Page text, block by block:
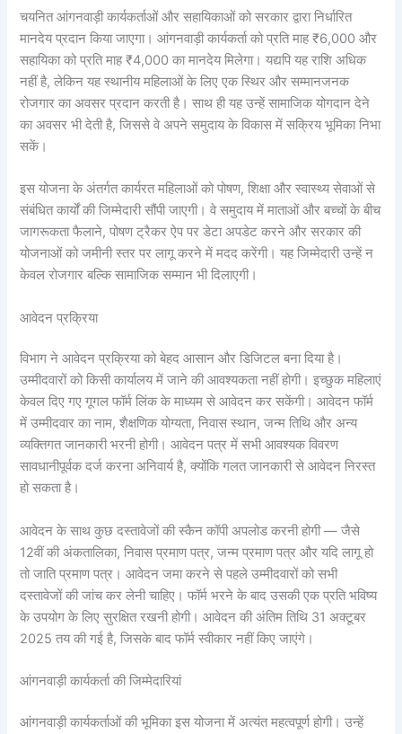
चयनित आंगनवाड़ी कार्यकर्ताओं और सहायिकाओं को सरकार द्वारा निर्धारित
मानदेय प्रदान किया जाएगा। आंगनवाड़ी कार्यकर्ता को प्रति माह ₹6,000 और
सहायिका को प्रति माह ₹4,000 का मानदेय मिलेगा। यद्यपि यह राशि अधिक
नहीं है, लेकिन यह स्थानीय महिलाओं के लिए एक स्थिर और सम्मानजनक
रोजगार का अवसर प्रदान करती है। साथ ही यह उन्हें सामाजिक योगदान देने
का अवसर भी देती है, जिससे वे अपने समुदाय के विकास में सक्रिय भूमिका निभा
सकें।
इस योजना के अंतर्गत कार्यरत महिलाओं को पोषण, शिक्षा और स्वास्थ्य सेवाओं से
संबंधित कार्यों की जिम्मेदारी सौंपी जाएगी। वे समुदाय में माताओं और बच्चों के बीच
जागरूकता फैलाने, पोषण ट्रैकर ऐप पर डेटा अपडेट करने और सरकार की
योजनाओं को जमीनी स्तर पर लागू करने में मदद करेंगी। यह जिम्मेदारी उन्हें न
केवल रोजगार बल्कि सामाजिक सम्मान भी दिलाएगी।
आवेदन प्रक्रिया
विभाग ने आवेदन प्रक्रिया को बेहद आसान और डिजिटल बना दिया है।
उम्मीदवारों को किसी कार्यालय में जाने की आवश्यकता नहीं होगी। इच्छुक महिलाएं
केवल दिए गए गूगल फॉर्म लिंक के माध्यम से आवेदन कर सकेंगी। आवेदन फॉर्म
में उम्मीदवार का नाम, शैक्षणिक योग्यता, निवास स्थान, जन्म तिथि और अन्य
व्यक्तिगत जानकारी भरनी होगी। आवेदन पत्र में सभी आवश्यक विवरण
सावधानीपूर्वक दर्ज करना अनिवार्य है, क्योंकि गलत जानकारी से आवेदन निरस्त
हो सकता है।
आवेदन के साथ कुछ दस्तावेजों की स्कैन कॉपी अपलोड करनी होगी — जैसे
12वीं की अंकतालिका, निवास प्रमाण पत्र, जन्म प्रमाण पत्र और यदि लागू हो
तो जाति प्रमाण पत्र। आवेदन जमा करने से पहले उम्मीदवारों को सभी
दस्तावेजों की जांच कर लेनी चाहिए। फॉर्म भरने के बाद उसकी एक प्रति भविष्य
के उपयोग के लिए सुरक्षित रखनी होगी। आवेदन की अंतिम तिथि 31 अक्टूबर
2025 तय की गई है, जिसके बाद फॉर्म स्वीकार नहीं किए जाएंगे।
आंगनवाड़ी कार्यकर्ता की जिम्मेदारियां
आंगनवाड़ी कार्यकर्ताओं की भूमिका इस योजना में अत्यंत महत्वपूर्ण होगी। उन्हें